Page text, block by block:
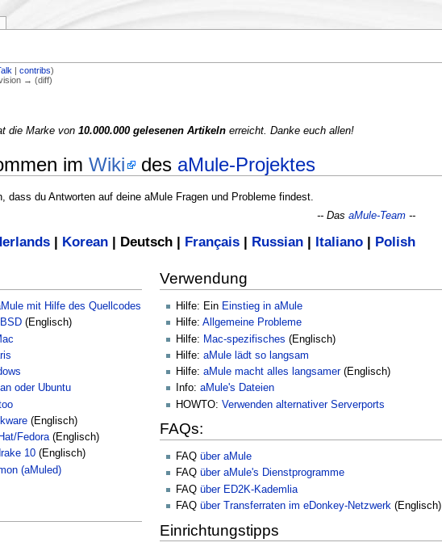
|contribs)
→ (diff)
die Marke von10.000.000 gelesenen Artikeln erreicht. Danke euch allen!
imWiki des aMule-Projektes
dass du Antworten auf deine aMule Fragen und Probleme findest.
-- DasaMule-Team --
| Korean | Deutsch | Français | Russian | Italiano | Polish
mit Hilfe des Quellcodes
(Englisch)
oder Ubuntu
(Englisch)
Fedora(Englisch)
10(Englisch)
(aMuled)
Verwendung
Hilfe: Ein Einstieg in aMule
Hilfe: Allgemeine Probleme
Hilfe: Mac-spezifisches (Englisch)
Hilfe: aMule lädt so langsam
Hilfe: aMule macht alles langsamer(Englisch)
Info: aMule's Dateien
HOWTO: Verwenden alternativer Serverports
FAQs:
FAQ über aMule
FAQ über aMule's Dienstprogramme
FAQ über ED2K-Kademlia
FAQ über Transferraten im eDonkey-Netzwerk(Englisch)
Einrichtungstipps